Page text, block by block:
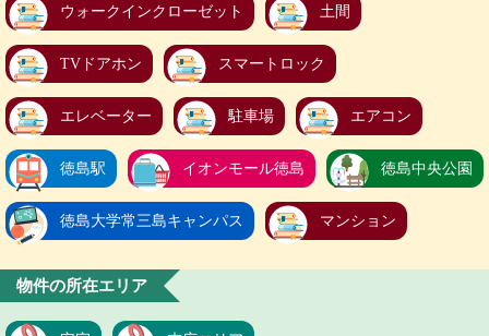
ウォークインクローゼット 土間
TVドアホン スマートロック
エレベーター 駐車場 エアコン
徳島駅 イオンモール徳島 徳島中央公園
徳島大学常三島キャンパス マンション
物件の所在エリア